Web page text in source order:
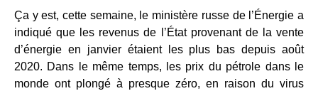
Ça y est, cette semaine, le ministère russe de l’Énergie a
indiqué que les revenus de l’État provenant de la vente
d’énergie en janvier étaient les plus bas depuis août
2020. Dans le même temps, les prix du pétrole dans le
monde ont plongé à presque zéro, en raison du virus